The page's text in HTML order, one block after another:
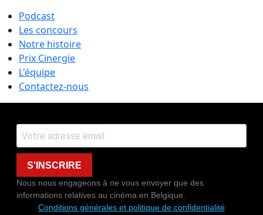
Podcast
Les concours
Notre histoire
Prix Cinergie
L'équipe
Contactez-nous
S'INSCRIRE
Nous nous engageons à ne vous envoyer que des
informations relatives au cinéma en Belgique.
Conditions générales et politique de confidentialité